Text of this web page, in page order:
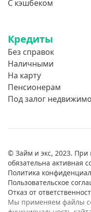
С кэшбеком
Кредиты
Без справок
Наличными
На карту
Пенсионерам
Под залог
© Займ и экс, 2023. При
обязательна активная
Политика
Пользовательское
Отказ от
Мы применяем файлы